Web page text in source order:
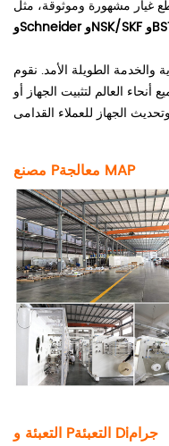
والخدمة الطويلة الأمد. نقوم
100 فني إلى جميع أنحاء العالم لتثبيت الجهاز أو
مصنع Pمعالجة MAP
التعبئة و P التعبئة Diجرام